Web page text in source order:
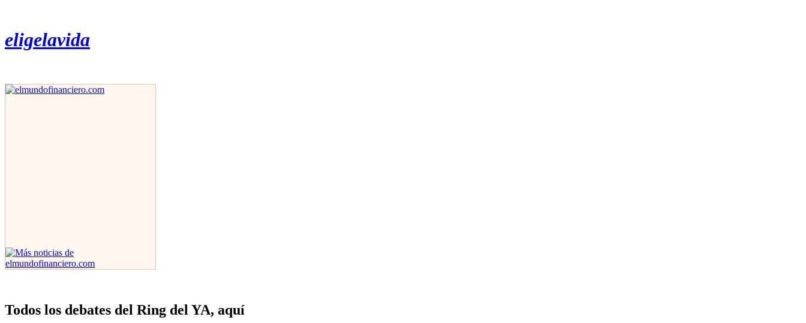
eligelavida
Todos los debates del Ring del YA, aquí